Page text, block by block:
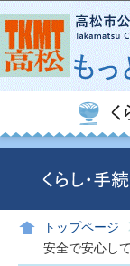
トップページ
安全で安心し